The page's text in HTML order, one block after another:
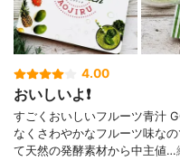
4.00
おいしいよ❗
すごくおいしいフルーツ青汁
なくさわやかなフルーツ味な
て天然の発酵素材から中主値…